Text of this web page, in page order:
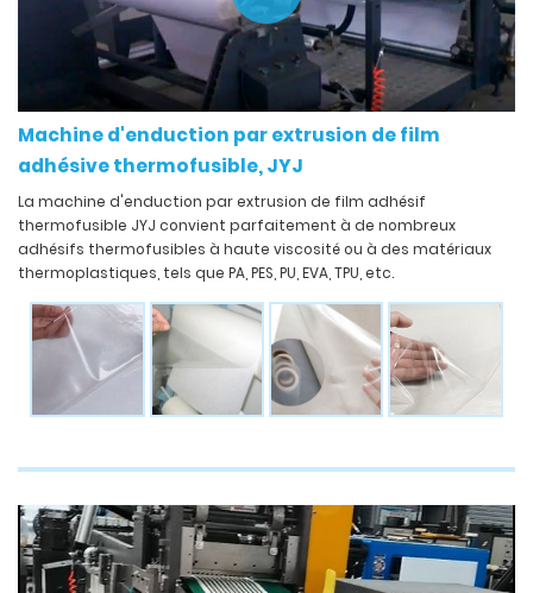
Machine d'enduction par extrusion de film
adhésive thermofusible, JYJ
La machine d'enduction par extrusion de film adhésif
thermofusible JYJ convient parfaitement à de nombreux
adhésifs thermofusibles à haute viscosité ou à des matériaux
thermoplastiques, tels que PA, PES, PU, EVA, TPU, etc.